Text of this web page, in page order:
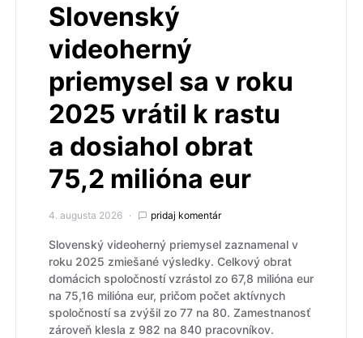
Slovenský
videoherný
priemysel sa v roku
2025 vrátil k rastu
a dosiahol obrat
75,2 milióna eur
4. augusta 2026 pridaj komentár
Slovenský videoherný priemysel zaznamenal v
roku 2025 zmiešané výsledky. Celkový obrat
domácich spoločností vzrástol zo 67,8 milióna eur
na 75,16 milióna eur, pričom počet aktívnych
spoločností sa zvýšil zo 77 na 80. Zamestnanosť
zároveň klesla z 982 na 840 pracovníkov.